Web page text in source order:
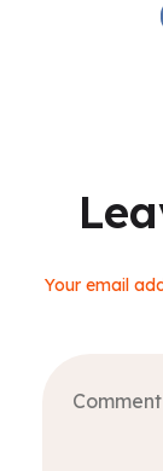
Your email